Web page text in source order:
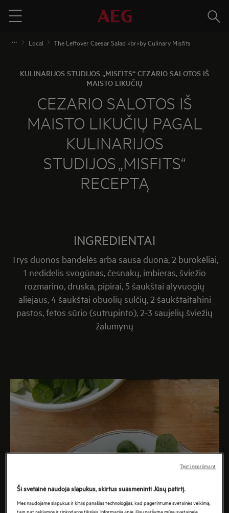
Menu
Local The Leftover Caesar Salad <br>by Culinary Misfits
KULINARIJOS STUDIJOS „MISFITS“ CEZARIO SALOTOS IŠ
MAISTO LIKUČIŲ
CEZARIO SALOTOS IŠ
MAISTO LIKUČIŲ PAGAL
KULINARIJOS
STUDIJOS„MISFITS“
RECEPTĄ
INGREDIENTAI
Trys duonos bandelės arba sausa duona, 2 burokėliai,
1 nedidelis svogūnas, česnakų, imbieras, šviežio
rozmarino, druska, pipirai, 5 šaukštai alyvuogių
aliejaus,4 šaukštai obuolių sulčių,2 šaukštaitahini
pastos, fetos sūrio (sutrupinto),2-3 saujelių šviežių
žalumynų
Ši svetainė naudoja slapukus, skirtus suasmeninti Jūsų patirtį.
Mes naudojame slapukus ir kitas panašias technologijas, kad pagerintume svetainės veikimą,
taip pat reklamos ir rinkodaros tikslais. Informacija apie Jūsų naršymą mūsų svetainėje
Tęsti nepriimant